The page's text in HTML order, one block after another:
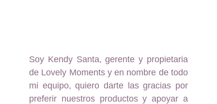
Soy Kendy Santa, gerente y propietaria
de Lovely Moments y en nombre de todo
mi equipo, quiero darte las gracias por
preferir nuestros productos y apoyar a